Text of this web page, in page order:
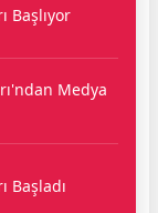
Başlıyor
Medya
Başladı